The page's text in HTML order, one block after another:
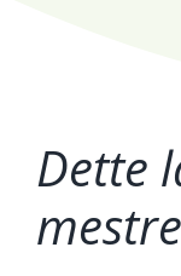
Dette